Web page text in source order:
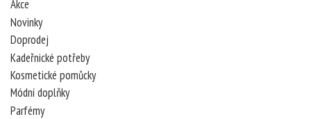
Akce
Novinky
Doprodej
Kadeřnické potřeby
Kosmetické pomůcky
Módní doplňky
Parfémy